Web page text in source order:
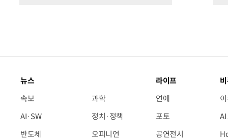
뉴스
속보
AI·SW
반도체
과학
정치·정책
오피니언
라이프
연예
포토
공연전시